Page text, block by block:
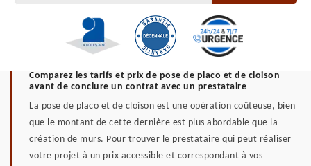
Comparez les tarifs et prix de pose de placo et de cloison
avant de conclure un contrat avec un prestataire
La pose de placo et de cloison est une opération coûteuse, bien
que le montant de cette dernière est plus abordable que la
création de murs. Pour trouver le prestataire qui peut réaliser
votre projet à un prix accessible et correspondant à vos